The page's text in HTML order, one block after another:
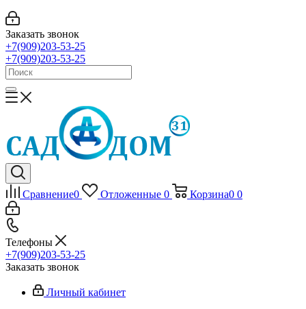
Заказать звонок
+7(909)203-53-25
+7(909)203-53-25
Сравнение0 Отложенные 0 Корзина0 0
Телефоны
+7(909)203-53-25
Заказать звонок
Личный кабинет